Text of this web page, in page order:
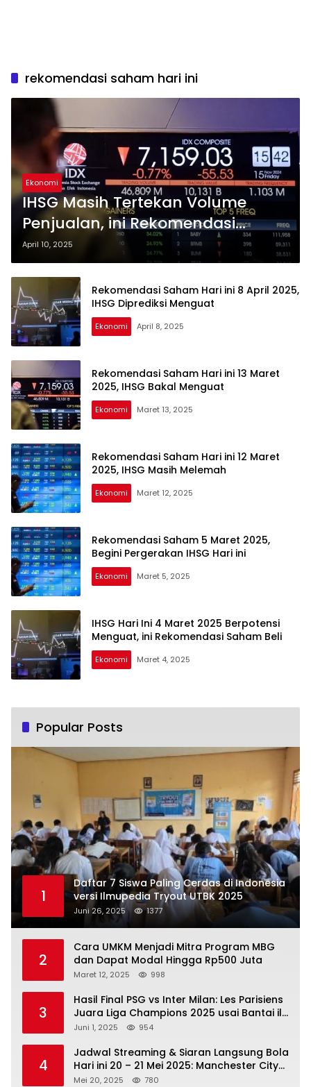
rekomendasi saham hari ini
Ekonomi
IHSG Masih Tertekan Volume
Penjualan, ini Rekomendasi
Saham Hari ini 10 April 2025
April 10, 2025
Rekomendasi Saham Hari ini 8 April 2025,
IHSG Diprediksi Menguat
Ekonomi April 8, 2025
Rekomendasi Saham Hari ini 13 Maret
2025, IHSG Bakal Menguat
Ekonomi Maret 13, 2025
Rekomendasi Saham Hari ini 12 Maret
2025, IHSG Masih Melemah
Ekonomi Maret 12, 2025
Rekomendasi Saham 5 Maret 2025,
Begini Pergerakan IHSG Hari ini
Ekonomi Maret 5, 2025
IHSG Hari Ini 4 Maret 2025 Berpotensi
Menguat, ini Rekomendasi Saham Beli
Ekonomi Maret 4, 2025
Popular Posts
1
Daftar 7 Siswa Paling Cerdas di Indonesia
versi Ilmupedia Tryout UTBK 2025
Juni 26, 2025 1377
2
Cara UMKM Menjadi Mitra Program MBG
dan Dapat Modal Hingga Rp500 Juta
Maret 12, 2025 998
3
Hasil Final PSG vs Inter Milan: Les Parisiens
Juara Liga Champions 2025 usai Bantai il
Nerazzurri
Juni 1, 2025 954
4
Jadwal Streaming & Siaran Langsung Bola
Hari ini 20 – 21 Mei 2025: Manchester City
vs Bournemouth
Mei 20, 2025 780